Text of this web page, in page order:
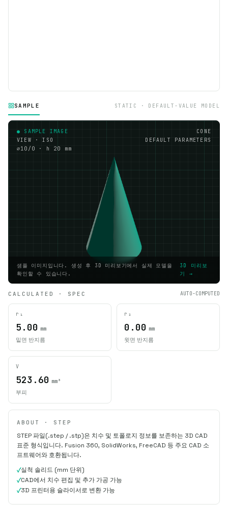
SAMPLE STATIC · DEFAULT-VALUE MODEL
● SAMPLE IMAGE
VIEW · ISO
⌀10/0 · h 20 mm
CONE
DEFAULT PARAMETERS
샘플 이미지입니다. 생성 후 3D 미리보기에서 실제 모델을
확인할 수 있습니다.
3D 미리보
기 →
CALCULATED · SPEC AUTO-COMPUTED
r₁
5.00 mm
밑면 반지름
r₂
0.00 mm
윗면 반지름
V
523.60 mm³
부피
ABOUT · STEP
STEP 파일(.step / .stp)은 치수 및 토폴로지 정보를 보존하는 3D CAD
표준 형식입니다. Fusion 360, SolidWorks, FreeCAD 등 주요 CAD 소
프트웨어와 호환됩니다.
실척 솔리드 (mm 단위)
CAD에서 치수 편집 및 추가 가공 가능
3D 프린터용 슬라이서로 변환 가능